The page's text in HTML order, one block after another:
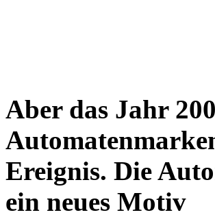
Aber das Jahr
Ereignis. Die
ein neues Motiv